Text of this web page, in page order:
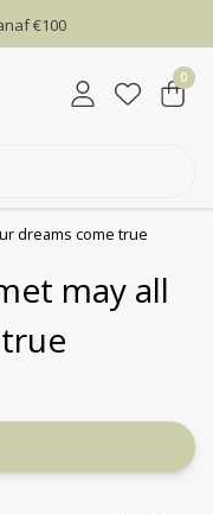
€100
0
dreams come true
may all